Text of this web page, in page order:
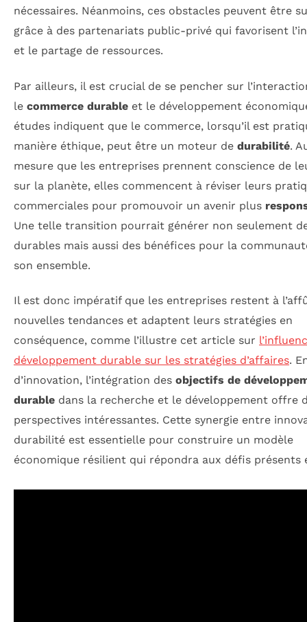
nécessaires. Néanmoins, ces obstacles peuvent être
grâce à des partenariats public-privé qui favorisent
et le partage de ressources.
Par ailleurs, il est crucial de se pencher sur
le commerce durable et le développement
études indiquent que le commerce, lorsqu’il est
manière éthique, peut être un moteur de durabilité.
mesure que les entreprises prennent conscience de
sur la planète, elles commencent à réviser leurs
commerciales pour promouvoir un avenir plus
Une telle transition pourrait générer non seulement
durables mais aussi des bénéfices pour la
son ensemble.
Il est donc impératif que les entreprises restent à
nouvelles tendances et adaptent leurs stratégies en
conséquence, comme l’illustre cet article sur
développement durable sur les stratégies d’affaires.
d’innovation, l’intégration des objectifs de
durable dans la recherche et le développement offre
perspectives intéressantes. Cette synergie entre
durabilité est essentielle pour construire un modèle
économique résilient qui répondra aux défis présents